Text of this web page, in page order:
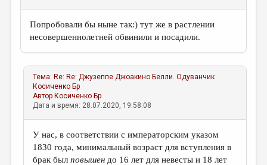
Попробовали бы ныне так:) тут же в растлении
несовершеннолетней обвинили и посадили.
Тема: Re: Re: Джузеппе Джоакино Белли. Одуванчик
Косиченко Бр
Автор Косиченко Бр
Дата и время: 28.07.2020, 19:58:08
У нас, в соответствии с императорским указом
1830 года, минимальный возраст для вступления в
брак былповышен до 16 лет для невесты и 18 лет